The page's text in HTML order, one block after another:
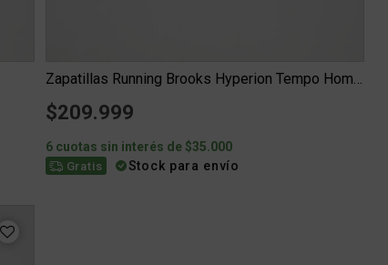
Zapatillas Running Brooks Hyperion Tempo Hombre
$209.999
6 cuotas sin interés de $35.000
Gratis Stock para envío